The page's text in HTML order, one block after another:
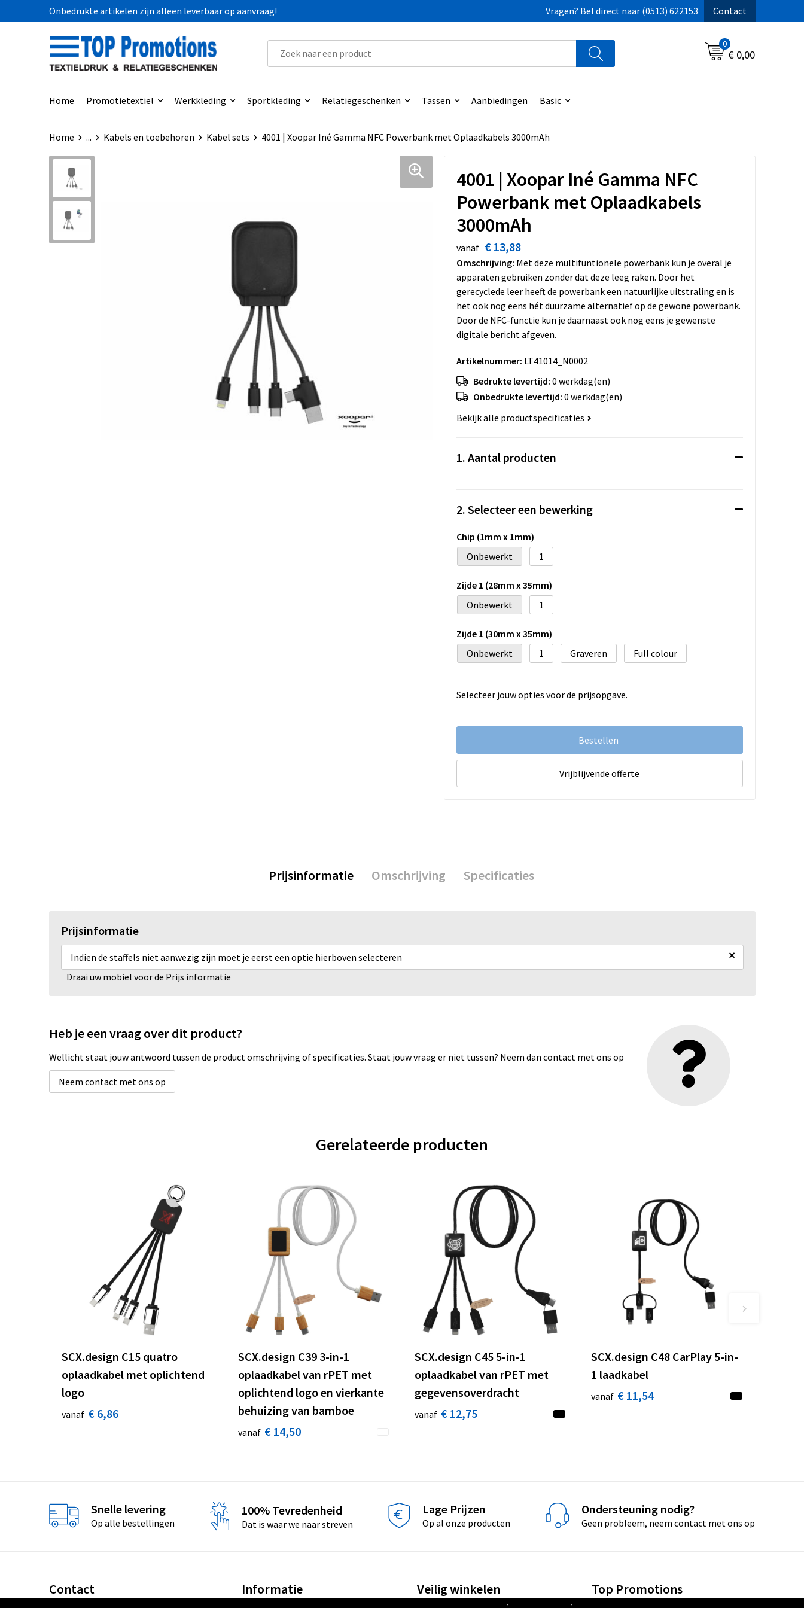
Onbedrukte artikelen zijn alleen leverbaar op aanvraag! Vragen? Bel direct naar (0513) 622153 Contact
0
€ 0,00
Home Promotietextiel Werkkleding Sportkleding Relatiegeschenken Tassen Aanbiedingen Basic
Home ... Kabels en toebehoren Kabel sets 4001 | Xoopar Iné Gamma NFC Powerbank met Oplaadkabels 3000mAh
4001 | Xoopar Iné Gamma NFC
Powerbank met Oplaadkabels
3000mAh
vanaf € 13,88
Omschrijving: Met deze multifuntionele powerbank kun je overal je
apparaten gebruiken zonder dat deze leeg raken. Door het
gerecyclede leer heeft de powerbank een natuurlijke uitstraling en is
het ook nog eens hét duurzame alternatief op de gewone powerbank.
Door de NFC-functie kun je daarnaast ook nog eens je gewenste
digitale bericht afgeven.
Artikelnummer: LT41014_N0002
Bedrukte levertijd: 0 werkdag(en)
Onbedrukte levertijd: 0 werkdag(en)
Bekijk alle productspecificaties
1. Aantal producten
2. Selecteer een bewerking
Chip (1mm x 1mm)
Onbewerkt
1
Zijde 1 (28mm x 35mm)
Onbewerkt
1
Zijde 1 (30mm x 35mm)
Onbewerkt
1 Graveren Full colour
Selecteer jouw opties voor de prijsopgave.
Bestellen
Vrijblijvende offerte
Prijsinformatie Omschrijving Specificaties
Prijsinformatie
Indien de staffels niet aanwezig zijn moet je eerst een optie hierboven selecteren ×
Draai uw mobiel voor de Prijs informatie
Heb je een vraag over dit product?
Wellicht staat jouw antwoord tussen de product omschrijving of specificaties. Staat jouw vraag er niet tussen? Neem dan contact met ons op
Neem contact met ons op
Gerelateerde producten
SCX.design C15 quatro
oplaadkabel met oplichtend
logo
vanaf € 6,86
SCX.design C39 3-in-1
oplaadkabel van rPET met
oplichtend logo en vierkante
behuizing van bamboe
vanaf € 14,50
SCX.design C45 5-in-1
oplaadkabel van rPET met
gegevensoverdracht
vanaf € 12,75
SCX.design C48 CarPlay 5-in-
1 laadkabel
vanaf € 11,54
Snelle levering
Op alle bestellingen
100% Tevredenheid
Dat is waar we naar streven
Lage Prijzen
Op al onze producten
Ondersteuning nodig?
Geen probleem, neem contact met ons op
Contact Informatie Veilig winkelen Top Promotions